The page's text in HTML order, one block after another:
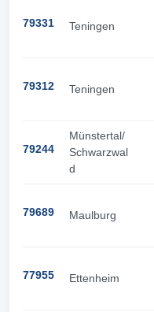
79331 Teningen
79312 Teningen
79244
Münstertal/
Schwarzwal
d
79689 Maulburg
77955 Ettenheim